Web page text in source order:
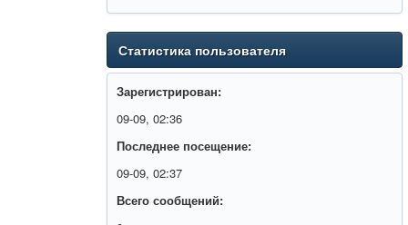
Статистика пользователя
Зарегистрирован:
09-09, 02:36
Последнее посещение:
09-09, 02:37
Всего сообщений: